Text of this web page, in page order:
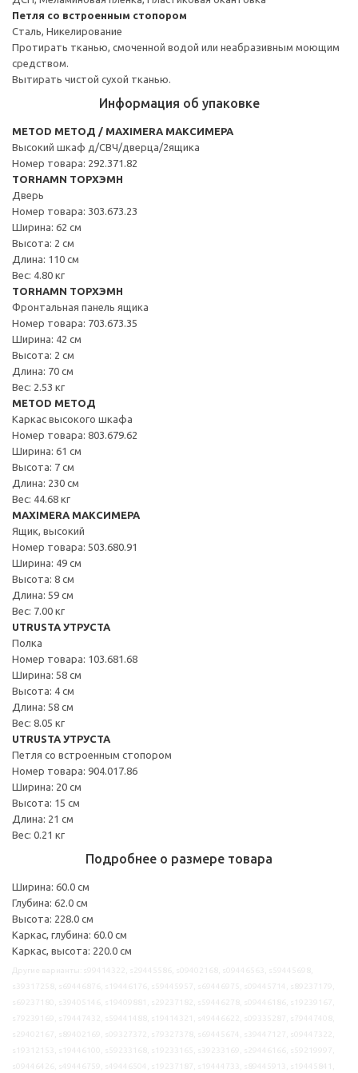
Петля со встроенным стопором
Сталь, Никелирование
Протирать тканью, смоченной водой или неабразивным моющим
средством.
Вытирать чистой сухой тканью.
Информация об упаковке
METOD МЕТОД / MAXIMERA МАКСИМЕРА
Высокий шкаф д/СВЧ/дверца/2ящика
Номер товара: 292.371.82
TORHAMN ТОРХЭМН
Дверь
Номер товара: 303.673.23
Ширина: 62 см
Высота: 2 см
Длина: 110 см
Вес: 4.80 кг
TORHAMN ТОРХЭМН
Фронтальная панель ящика
Номер товара: 703.673.35
Ширина: 42 см
Высота: 2 см
Длина: 70 см
Вес: 2.53 кг
METOD МЕТОД
Каркас высокого шкафа
Номер товара: 803.679.62
Ширина: 61 см
Высота: 7 см
Длина: 230 см
Вес: 44.68 кг
MAXIMERA МАКСИМЕРА
Ящик, высокий
Номер товара: 503.680.91
Ширина: 49 см
Высота: 8 см
Длина: 59 см
Вес: 7.00 кг
UTRUSTA УТРУСТА
Полка
Номер товара: 103.681.68
Ширина: 58 см
Высота: 4 см
Длина: 58 см
Вес: 8.05 кг
UTRUSTA УТРУСТА
Петля со встроенным стопором
Номер товара: 904.017.86
Ширина: 20 см
Высота: 15 см
Длина: 21 см
Вес: 0.21 кг
Подробнее о размере товара
Ширина: 60.0 см
Глубина: 62.0 см
Высота: 228.0 см
Каркас, глубина: 60.0 см
Каркас, высота: 220.0 см